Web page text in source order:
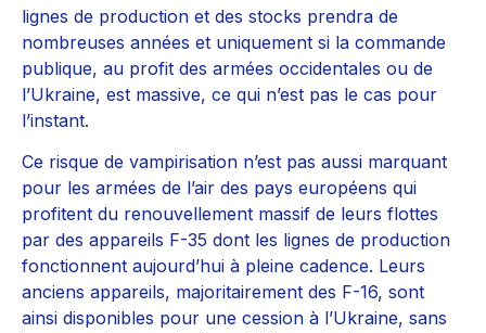
lignes de production et des stocks prendra de
nombreuses années et uniquement si la commande
publique, au profit des armées occidentales ou de
l’Ukraine, est massive, ce qui n’est pas le cas pour
l’instant.
Ce risque de vampirisation n’est pas aussi marquant
pour les armées de l’air des pays européens qui
profitent du renouvellement massif de leurs flottes
par des appareils F-35 dont les lignes de production
fonctionnent aujourd’hui à pleine cadence. Leurs
anciens appareils, majoritairement des F-16, sont
ainsi disponibles pour une cession à l’Ukraine, sans